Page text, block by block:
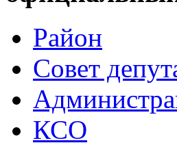
Район
Совет
КСО